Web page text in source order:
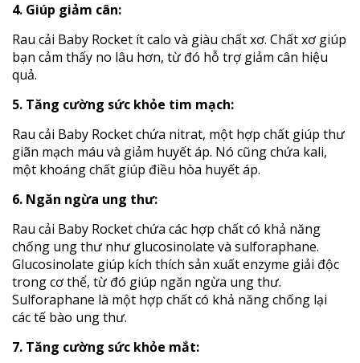
4. Giúp giảm cân:
Rau cải Baby Rocket ít calo và giàu chất xơ. Chất xơ giúp
bạn cảm thấy no lâu hơn, từ đó hỗ trợ giảm cân hiệu
quả.
5. Tăng cường sức khỏe tim mạch:
Rau cải Baby Rocket chứa nitrat, một hợp chất giúp thư
giãn mạch máu và giảm huyết áp. Nó cũng chứa kali,
một khoáng chất giúp điều hòa huyết áp.
6. Ngăn ngừa ung thư:
Rau cải Baby Rocket chứa các hợp chất có khả năng
chống ung thư như glucosinolate và sulforaphane.
Glucosinolate giúp kích thích sản xuất enzyme giải độc
trong cơ thể, từ đó giúp ngăn ngừa ung thư.
Sulforaphane là một hợp chất có khả năng chống lại
các tế bào ung thư.
7. Tăng cường sức khỏe mắt: